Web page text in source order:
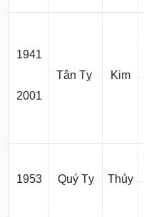
1941
2001
Tân Tỵ Kim
1953 Quý Tỵ Thủy